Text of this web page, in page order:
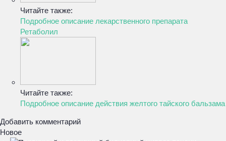
Читайте также:
Подробное описание лекарственного препарата
Ретаболил
Читайте также:
Подробное описание действия желтого тайского бальзама
Добавить комментарий
Новое